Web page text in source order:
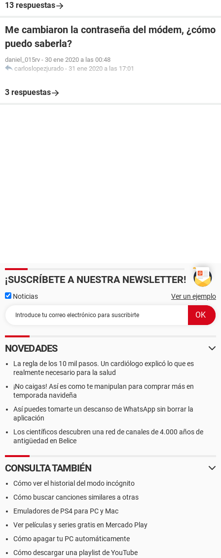
13 respuestas
Me cambiaron la contraseña del módem, ¿cómo
puedo saberla?
daniel_015rv - 30 ene 2020 a las 00:48
carloslopezjurado - 31 ene 2020 a las 17:01
3 respuestas
¡SUSCRÍBETE A NUESTRA NEWSLETTER!
Noticias Ver un ejemplo
NOVEDADES
La regla de los 10 mil pasos. Un cardiólogo explicó lo que es
realmente necesario para la salud
¡No caigas! Así es como te manipulan para comprar más en
temporada navideña
Así puedes tomarte un descanso de WhatsApp sin borrar la
aplicación
Los científicos descubren una red de canales de 4.000 años de
antigüedad en Belice
CONSULTA TAMBIÉN
Cómo ver el historial del modo incógnito
Cómo buscar canciones similares a otras
Emuladores de PS4 para PC y Mac
Ver películas y series gratis en Mercado Play
Cómo apagar tu PC automáticamente
Cómo descargar una playlist de YouTube